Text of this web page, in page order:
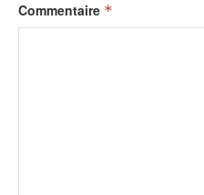
Commentaire *